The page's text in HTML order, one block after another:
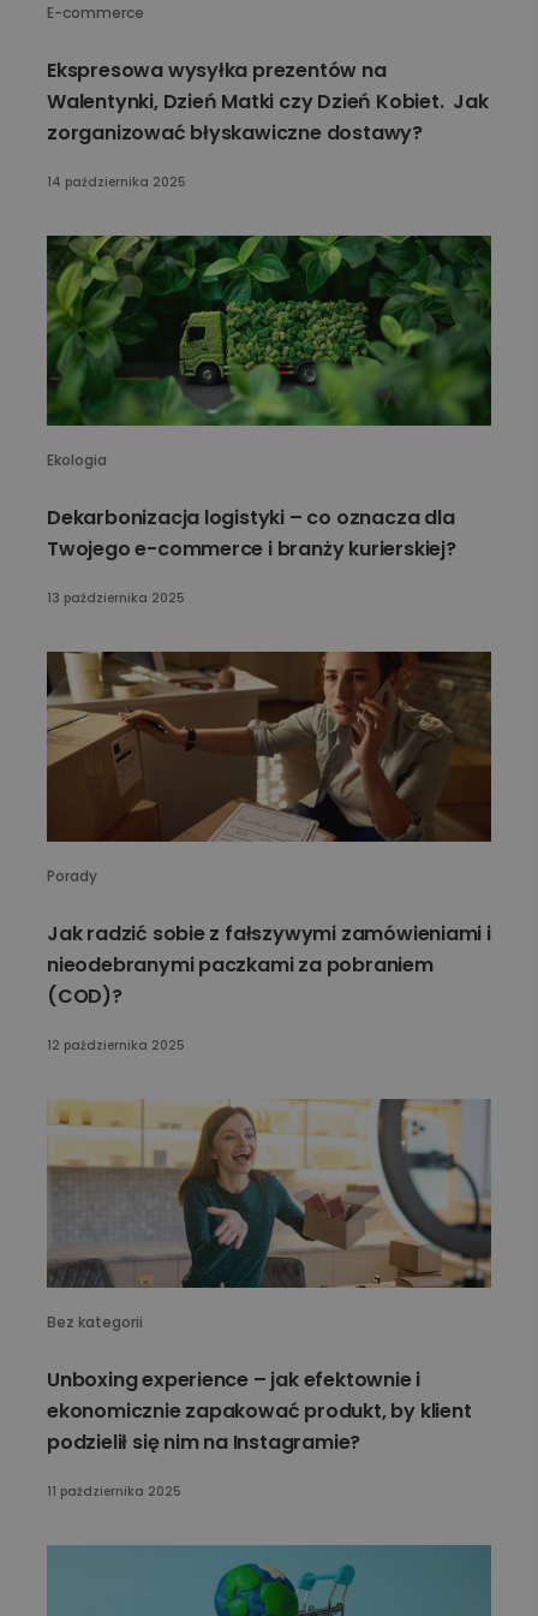
E-commerce
Ekspresowa wysyłka prezentów na
Walentynki, Dzień Matki czy Dzień Kobiet. Jak
zorganizować błyskawiczne dostawy?
14 października 2025
Ekologia
Dekarbonizacja logistyki – co oznacza dla
Twojego e-commerce i branży kurierskiej?
13 października 2025
Porady
Jak radzić sobie z fałszywymi zamówieniami i
nieodebranymi paczkami za pobraniem
(COD)?
12 października 2025
Bez kategorii
Unboxing experience – jak efektownie i
ekonomicznie zapakować produkt, by klient
podzielił się nim na Instagramie?
11 października 2025